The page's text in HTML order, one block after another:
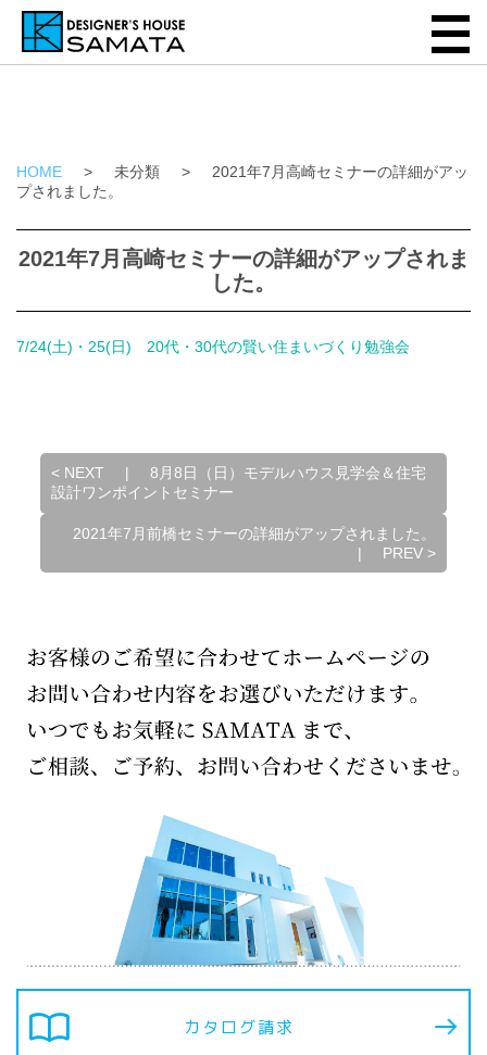
HOME > 未分類 >
2021年7月高崎セミナーの詳細がアッ
プされました。
2021年7月高崎セミナーの詳細がアップされま
した。
7/24(土)・25(日) 20代・30代の賢い住まいづくり勉強会
< NEXT |
8月8日（日）モデルハウス見学会＆住宅
設計ワンポイントセミナー
2021年7月前橋セミナーの詳細がアップされました。
|
PREV>
import_contacts カタログ請求